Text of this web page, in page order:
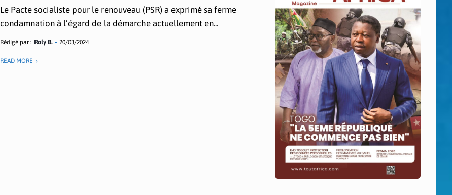
Le Pacte socialiste pour le renouveau (PSR) a exprimé sa ferme
condamnation à l’égard de la démarche actuellement en...
Rédigé par : Roly B. 20/03/2024
READ MORE